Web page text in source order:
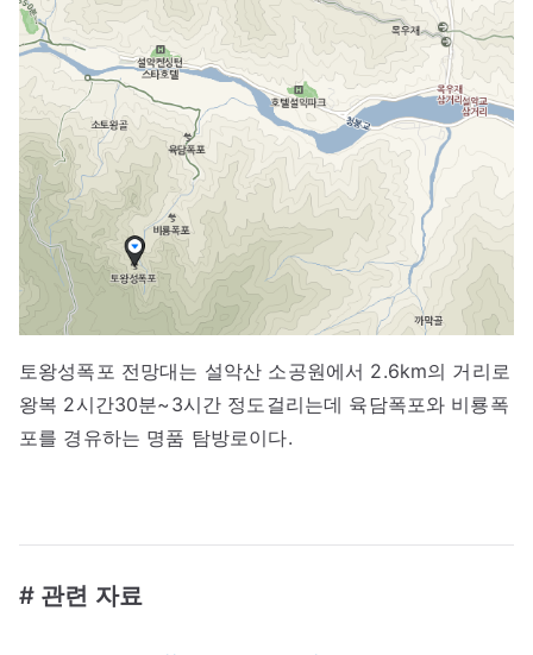
토왕성폭포 전망대는 설악산 소공원에서 2.6km의 거리로
왕복 2시간30분~3시간 정도걸리는데 육담폭포와 비룡폭
포를 경유하는 명품 탐방로이다.
# 관련 자료